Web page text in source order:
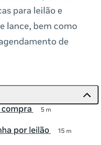
para leilão e
lance, bem como
de
compra 5 m
por leilão 15 m